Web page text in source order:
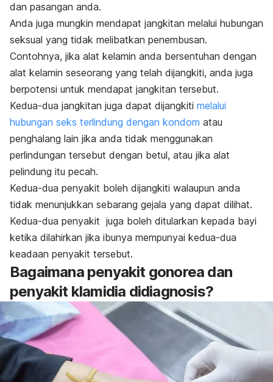
dan pasangan anda.
Anda juga mungkin mendapat jangkitan melalui hubungan
seksual yang tidak melibatkan penembusan.
Contohnya, jika alat kelamin anda bersentuhan dengan
alat kelamin seseorang yang telah dijangkiti, anda juga
berpotensi untuk mendapat jangkitan tersebut.
Kedua-dua jangkitan juga dapat dijangkiti melalui
hubungan seks terlindung dengan kondom atau
penghalang lain jika anda tidak menggunakan
perlindungan tersebut dengan betul, atau jika alat
pelindung itu pecah.
Kedua-dua penyakit boleh dijangkiti walaupun anda
tidak menunjukkan sebarang gejala yang dapat dilihat.
Kedua-dua penyakit juga boleh ditularkan kepada bayi
ketika dilahirkan jika ibunya mempunyai kedua-dua
keadaan penyakit tersebut.
Bagaimana penyakit gonorea dan
penyakit klamidia didiagnosis?